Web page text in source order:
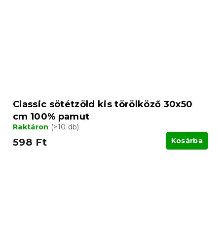
Classic sötétzöld kis törölköző 30x50
cm 100% pamut
Raktáron (>10 db)
598 Ft Kosárba